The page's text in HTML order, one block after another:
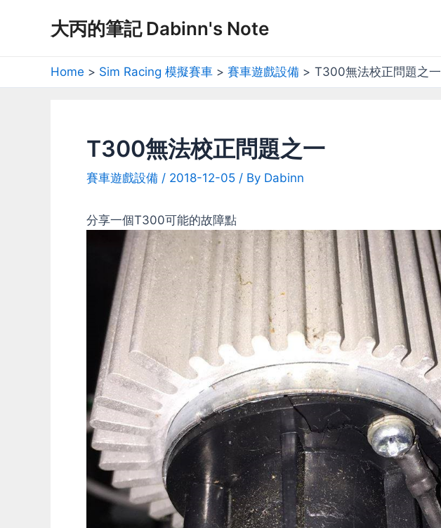
大丙的筆記 Dabinn's Note
Home Sim Racing 模擬賽車 賽車遊戲設備 T300無法校正問題之一
T300無法校正問題之一
賽車遊戲設備 / 2018-12-05 / By Dabinn
分享一個T300可能的故障點